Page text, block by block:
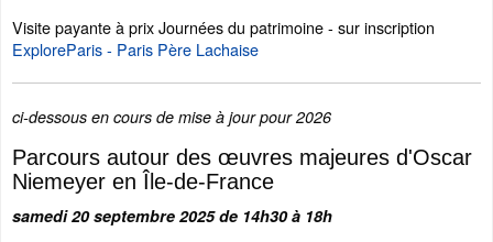
Visite payante à prix Journées du patrimoine - sur inscription
ExploreParis - Paris Père Lachaise
ci-dessous en cours de mise à jour pour 2026
Parcours autour des œuvres majeures d'Oscar
Niemeyer en Île-de-France
samedi 20 septembre 2025 de 14h30 à 18h